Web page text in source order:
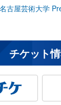
名古屋芸術大学
チケット